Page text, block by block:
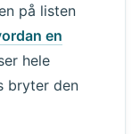
på listen
en
hele
bryter den